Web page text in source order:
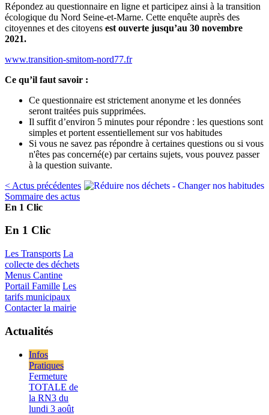
Répondez au questionnaire en ligne et participez ainsi à la transition
écologique du Nord Seine-et-Marne. Cette enquête auprès des
citoyennes et des citoyens est ouverte jusqu’au 30 novembre
2021.
www.transition-smitom-nord77.fr
Ce qu’il faut savoir :
Ce questionnaire est strictement anonyme et les données
seront traitées puis supprimées.
Il suffit d’environ 5 minutes pour répondre : les questions sont
simples et portent essentiellement sur vos habitudes
Si vous ne savez pas répondre à certaines questions ou si vous
n'êtes pas concerné(e) par certains sujets, vous pouvez passer
à la question suivante.
< Actus précédentes
Sommaire des actus
En 1 Clic
En 1 Clic
Les Transports La
collecte des déchets
Menus Cantine
Portail Famille Les
tarifs municipaux
Contacter la mairie
Actualités
Infos
Pratiques
Fermeture
TOTALE de
la RN3 du
lundi 3 août